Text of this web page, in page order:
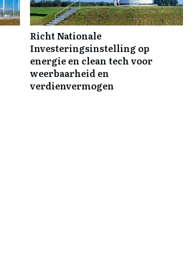
Richt Nationale
Investeringsinstelling op
energie en clean tech voor
weerbaarheid en
verdienvermogen